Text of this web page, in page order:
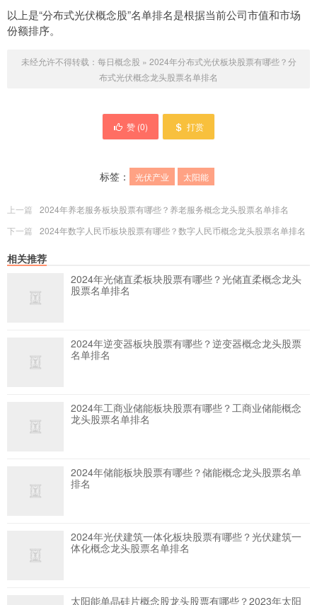
以上是“分布式光伏概念股”名单排名是根据当前公司市值和市场
份额排序。
未经允许不得转载： 每日概念股 » 2024年分布式光伏板块股票有哪些？分
布式光伏概念龙头股票名单排名
赞 (0) 打赏
标签： 光伏产业 太阳能
上一篇
2024年养老服务板块股票有哪些？养老服务概念龙头股票名单排名
下一篇
2024年数字人民币板块股票有哪些？数字人民币概念龙头股票名单排名
相关推荐
2024年光储直柔板块股票有哪些？光储直柔概念龙头
股票名单排名
2024年逆变器板块股票有哪些？逆变器概念龙头股票
名单排名
2024年工商业储能板块股票有哪些？工商业储能概念
龙头股票名单排名
2024年储能板块股票有哪些？储能概念龙头股票名单
排名
2024年光伏建筑一体化板块股票有哪些？光伏建筑一
体化概念龙头股票名单排名
太阳能单晶硅片概念股龙头股票有哪些？2023年太阳